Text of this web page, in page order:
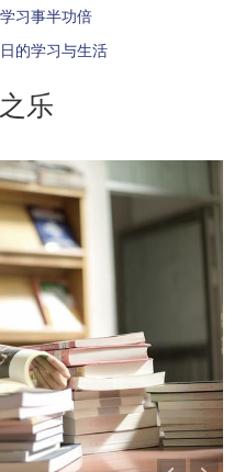
习事半功倍
的学习与生活
乐